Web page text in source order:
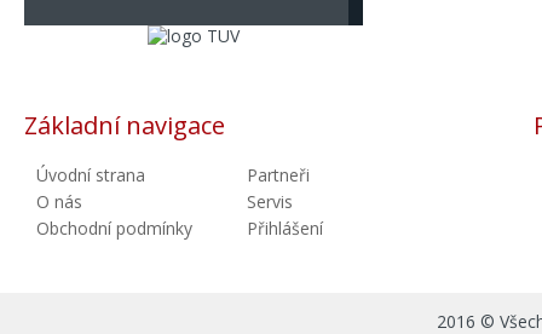
Základní navigace
Úvodní strana
O nás
Obchodní podmínky
Partneři
Servis
Přihlášení
2016 ©